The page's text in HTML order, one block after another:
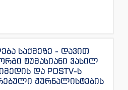
საქმეზე - დავით
ტუმასიანი ვასილ
და POSTV-ს
ჟურნალისტების